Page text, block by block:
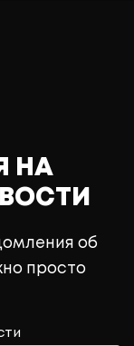
НА
об
просто